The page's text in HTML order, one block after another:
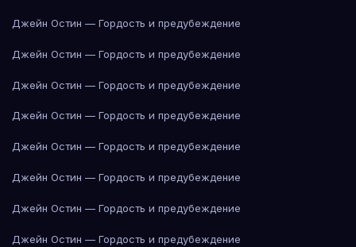
Джейн Остин — Гордость и предубеждение
Джейн Остин — Гордость и предубеждение
Джейн Остин — Гордость и предубеждение
Джейн Остин — Гордость и предубеждение
Джейн Остин — Гордость и предубеждение
Джейн Остин — Гордость и предубеждение
Джейн Остин — Гордость и предубеждение
Джейн Остин — Гордость и предубеждение